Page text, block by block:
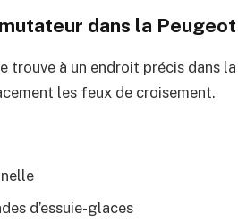
dans la
trouve à un endroit précis dans
les feux de croisement.
d’essuie-glaces